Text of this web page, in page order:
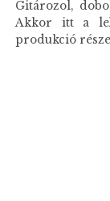
Gitározol,
Akkor itt a
produkció